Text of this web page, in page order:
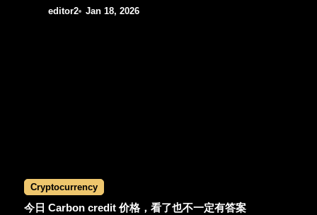
editor2 Jan 18, 2026
Cryptocurrency
今日 Carbon credit 价格，看了也不一定有答案